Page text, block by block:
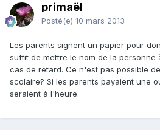
primaël
Posté(e) 10 mars 2013
Les parents signent un papier pour
suffit de mettre le nom de la personne
cas de retard. Ce n'est pas possible
scolaire? Si les parents payaient une
seraient à l'heure.